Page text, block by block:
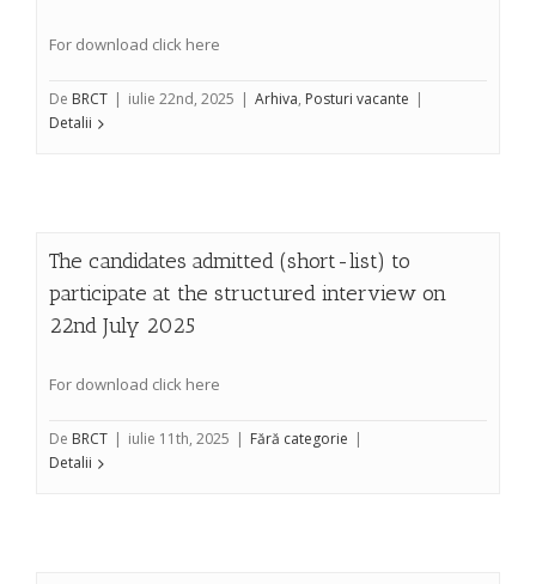
For download click here
De BRCT | iulie 22nd, 2025 | Arhiva, Posturi vacante |
Detalii
The candidates admitted (short-list) to
participate at the structured interview on
22nd July 2025
For download click here
De BRCT | iulie 11th, 2025 | Fără categorie |
Detalii